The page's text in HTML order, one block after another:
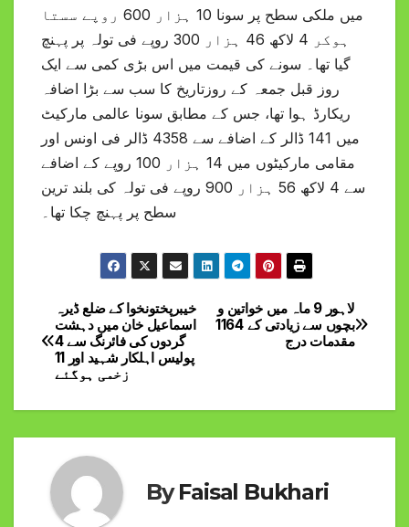
میں ملکی سطح پر سونا 10 ہزار 600 روپے سستا
ہوکر 4 لاکھ 46 ہزار 300 روپے فی تولہ پر پہنچ
گیا تھا۔ سونے کی قیمت میں اس بڑی کمی سے ایک
روز قبل جمعہ کے روزتاریخ کا سب سے بڑا اضافہ
ریکارڈ ہوا تھا، جس کے مطابق سونا عالمی مارکیٹ
میں 141 ڈالر کے اضافے سے 4358 ڈالر فی اونس اور
مقامی مارکیٹوں میں 14 ہزار 100 روپے کے اضافے
سے 4 لاکھ 56 ہزار 900 روپے فی تولہ کی بلند ترین
سطح پر پہنچ چکا تھا۔
Post
navigation
لاہور 9 ماہ میں خواتین و
بچوں سے زیادتی کے 1164
مقدمات درج
خیبرپختونخوا کے ضلع ڈیرہ
اسماعیل خان میں دہشت
گردوں کی فائرنگ سے 4
پولیس اہلکار شہید اور 11
زخمی ہوگئے
ByFaisal Bukhari